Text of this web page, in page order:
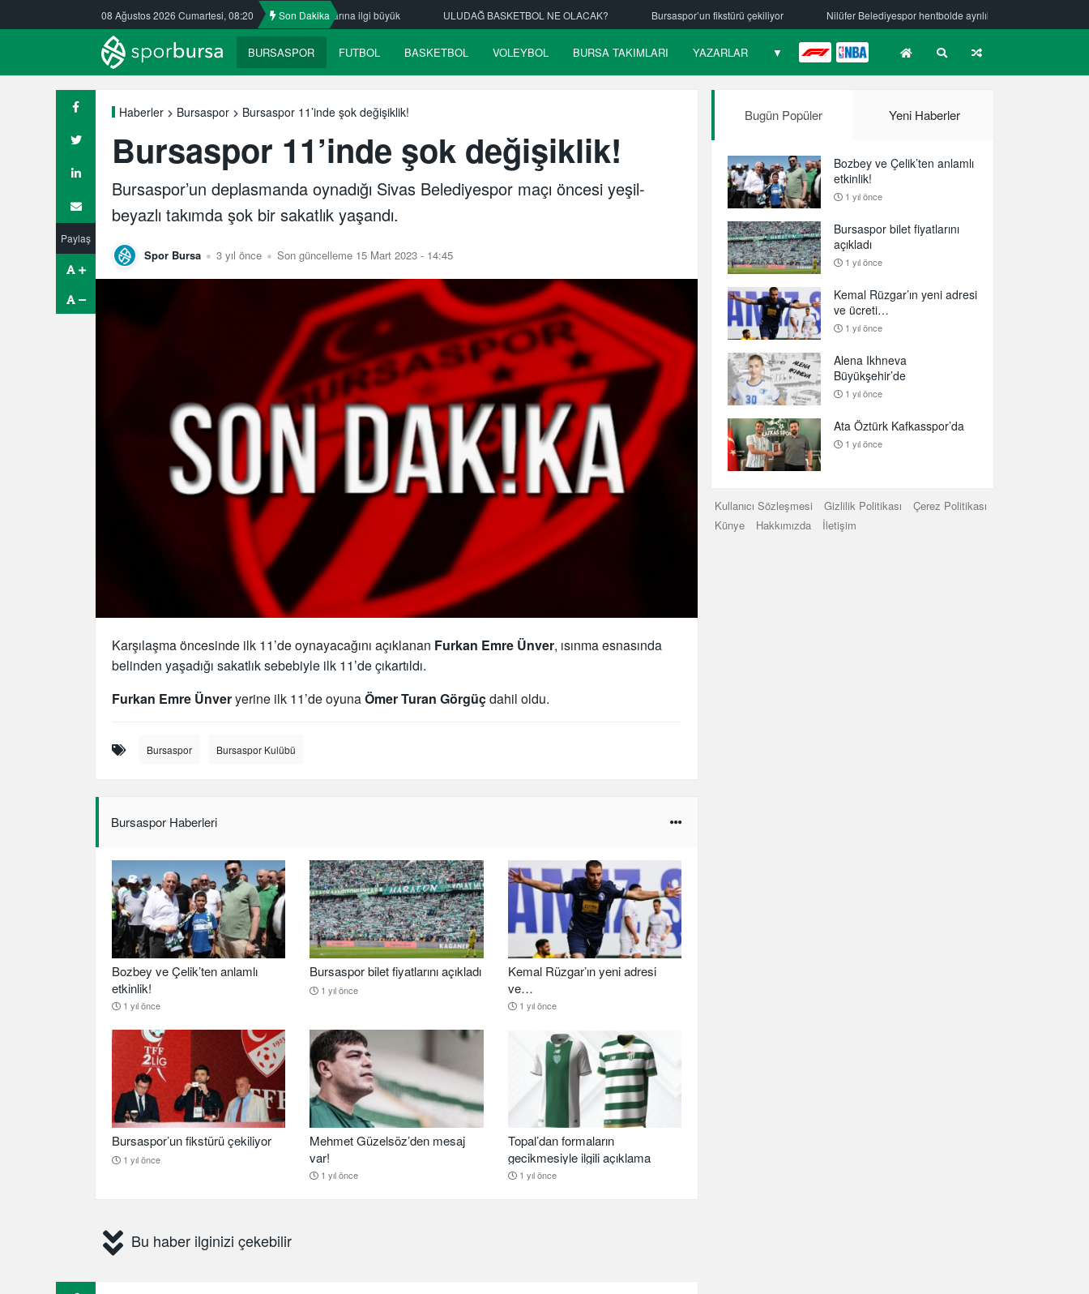
08 Ağustos 2026 Cumartesi, 08:20 Son Dakika
Nilüfer’de yaz okullarına ilgi büyük ULUDAĞ BASKETBOL NE OLACAK? Bursaspor’un fikstürü çekiliyor Nilüfer Belediyespor hentbolde ayrılık Mehmet Güzelsöz’den mesaj var!
BURSASPOR FUTBOL BASKETBOL VOLEYBOL BURSA TAKIMLARI YAZARLAR ▼ F1 NBA
Paylaş
Haberler Bursaspor Bursaspor 11’inde şok değişiklik!
Bursaspor 11’inde şok değişiklik!
Bursaspor’un deplasmanda oynadığı Sivas Belediyespor maçı öncesi yeşil-
beyazlı takımda şok bir sakatlık yaşandı.
Spor Bursa 3 yıl önce Son güncelleme 15 Mart 2023 - 14:45
Karşılaşma öncesinde ilk 11’de oynayacağını açıklanan Furkan Emre Ünver, ısınma esnasında
belinden yaşadığı sakatlık sebebiyle ilk 11’de çıkartıldı.
Furkan Emre Ünveryerine ilk 11’de oyunaÖmer Turan Görgüçdahil oldu.
Bursaspor Bursaspor Kulübü
Bursaspor Haberleri
Bozbey ve Çelik’ten anlamlı
etkinlik!
1 yıl önce
Bursaspor bilet fiyatlarını açıkladı
1 yıl önce
Kemal Rüzgar’ın yeni adresi
ve…
1 yıl önce
Bursaspor’un fikstürü çekiliyor
1 yıl önce
Mehmet Güzelsöz’den mesaj
var!
1 yıl önce
Topal’dan formaların
gecikmesiyle ilgili açıklama
1 yıl önce
Bu haber ilginizi çekebilir
Bugün Popüler Yeni Haberler
Bozbey ve Çelik’ten anlamlı
etkinlik!
1 yıl önce
Bursaspor bilet fiyatlarını
açıkladı
1 yıl önce
Kemal Rüzgar’ın yeni adresi
ve ücreti…
1 yıl önce
Alena Ikhneva
Büyükşehir’de
1 yıl önce
Ata Öztürk Kafkasspor’da
1 yıl önce
Kullanıcı Sözleşmesi Gizlilik Politikası
Çerez Politikası
Künye
Hakkımızda İletişim